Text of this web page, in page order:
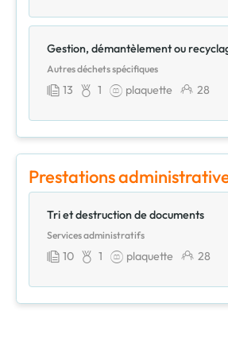
Gestion, démantèlement ou
Autres déchets spécifiques
13 1 plaquette 28
Prestations
Tri et destruction de documents
Services administratifs
10 1 plaquette 28